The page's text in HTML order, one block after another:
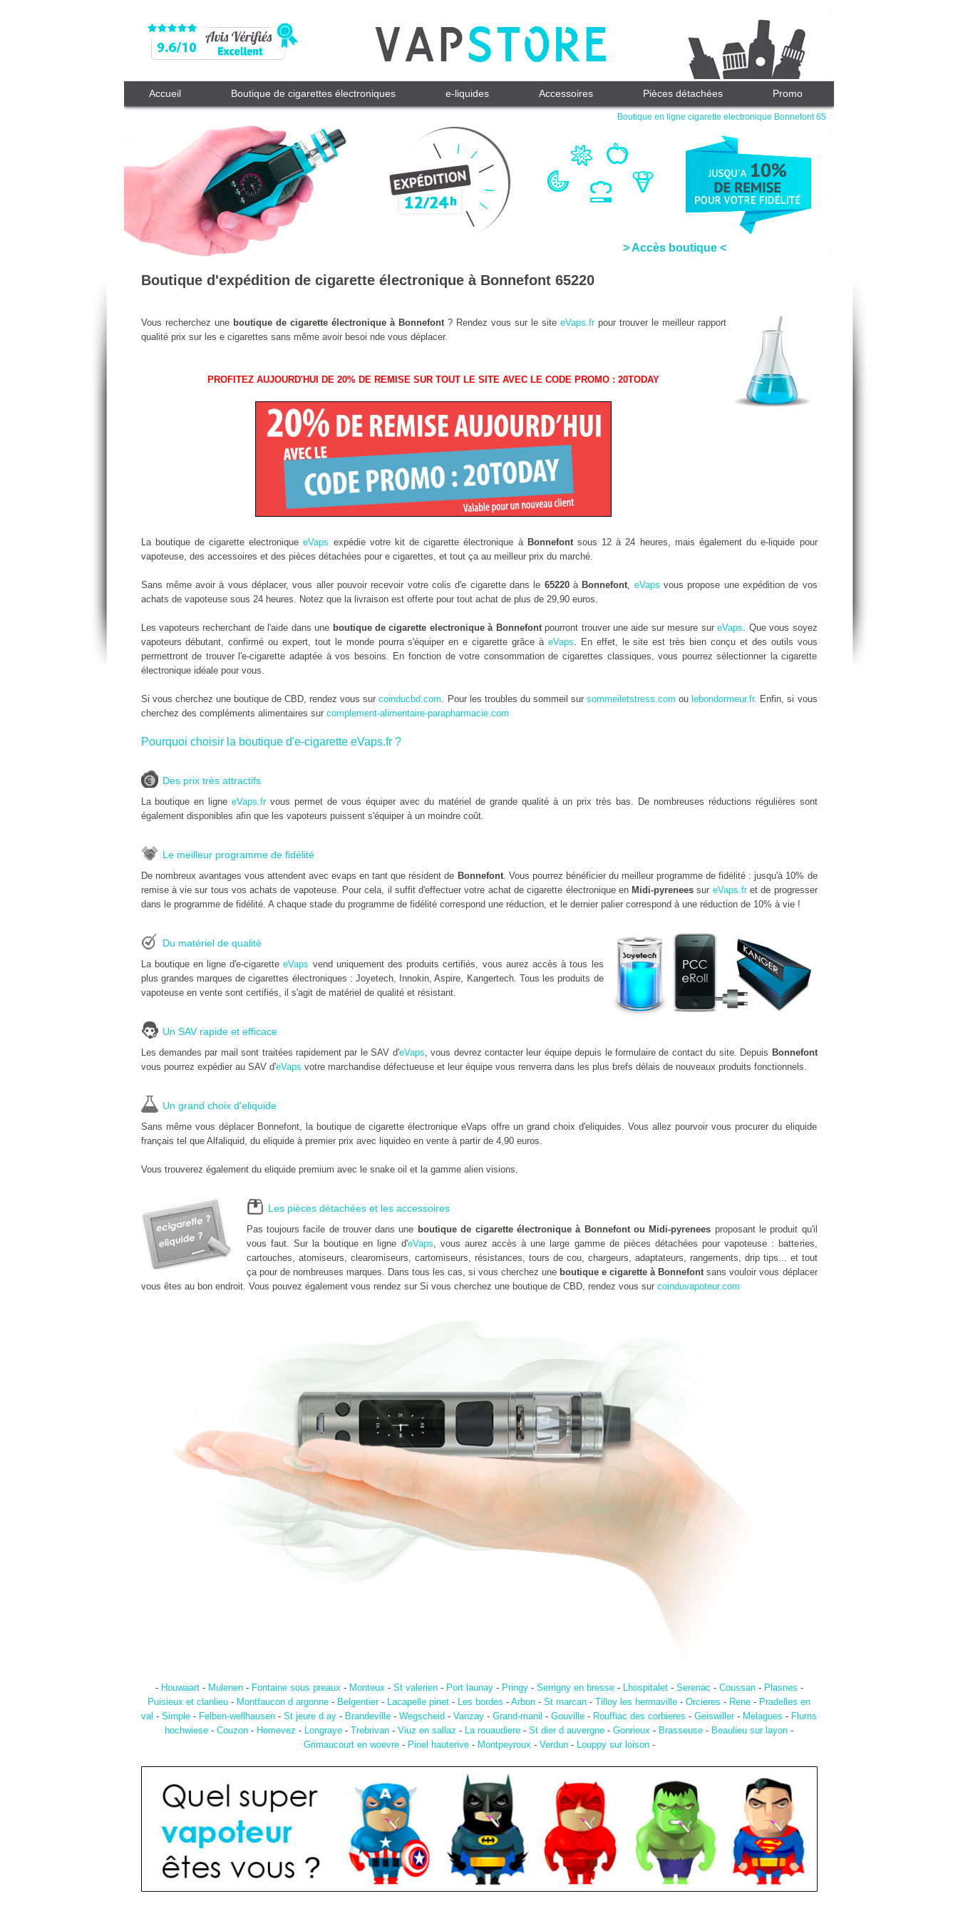
Boutique en ligne cigarette electronique Bonnefont 65
Accueil Boutique de cigarettes électroniques e-liquides Accessoires Pièces détachées Promo
> Accès boutique <
Boutique d'expédition de cigarette électronique à Bonnefont 65220
Vous recherchez une boutique de cigarette électronique à Bonnefont? Rendez vous sur le site eVaps.frpour trouver le meilleur rapport
qualité prix sur les e cigarettes sans même avoir besoi nde vous déplacer.
PROFITEZ AUJOURD'HUI DE 20% DE REMISE SUR TOUT LE SITE AVEC LE CODE PROMO : 20TODAY
La boutique de cigarette electroniqueeVaps expédie votre kit de cigarette électronique à Bonnefontsous 12 à 24 heures, mais également du e-liquide pour
vapoteuse, des accessoires et des pièces détachées pour e cigarettes, et tout ça au meilleur prix du marché.
Sans même avoir à vous déplacer, vous aller pouvoir recevoir votre colis d'e cigarette dans le 65220à Bonnefont, eVaps vous propose une expédition de vos
achats de vapoteuse sous 24 heures. Notez que la livraison est offerte pour tout achat de plus de 29,90 euros.
Les vapoteurs recherchant de l'aide dans une boutique de cigarette electronique à Bonnefontpourront trouver une aide sur mesure sureVaps. Que vous soyez
vapoteurs débutant, confirmé ou expert, tout le monde pourra s'équiper en e cigarette grâce à eVaps. En effet, le site est très bien conçu et des outils vous
permettront de trouver l'e-cigarette adaptée à vos besoins. En fonction de votre consommation de cigarettes classiques, vous pourrez sélectionner la cigarette
électronique idéale pour vous.
Si vous cherchez une boutique de CBD, rendez vous surcoinducbd.com. Pour les troubles du sommeil sursommeiletstress.com ou lebondormeur.fr. Enfin, si vous
cherchez des compléments alimentaires sur complement-alimentaire-parapharmacie.com
Pourquoi choisir la boutique d'e-cigarette eVaps.fr ?
Des prix très attractifs
La boutique en ligneeVaps.frvous permet de vous équiper avec du matériel de grande qualité à un prix très bas. De nombreuses réductions régulières sont
également disponibles afin que les vapoteurs puissent s'équiper à un moindre coût.
Le meilleur programme de fidélité
De nombreux avantages vous attendent avec evaps en tant que résident de Bonnefont. Vous pourrez bénéficier du meilleur programme de fidélité : jusqu'à 10% de
remise à vie sur tous vos achats de vapoteuse. Pour cela, il suffit d'effectuer votre achat de cigarette électronique en Midi-pyrenees sur eVaps.fret de progresser
dans le programme de fidélité. A chaque stade du programme de fidélité correspond une réduction, et le dernier palier correspond à une réduction de 10% à vie !
Du matériel de qualité
La boutique en ligne d'e-cigaretteeVaps vend uniquement des produits certifiés, vous aurez accès à tous les
plus grandes marques de cigarettes électroniques : Joyetech, Innokin, Aspire, Kangertech. Tous les produits de
vapoteuse en vente sont certifiés, il s'agit de matériel de qualité et résistant.
Un SAV rapide et efficace
Les demandes par mail sont traitées rapidement par le SAV d'eVaps, vous devrez contacter leur équipe depuis le formulaire de contact du site. Depuis Bonnefont
vous pourrez expédier au SAV d'eVaps votre marchandise défectueuse et leur équipe vous renverra dans les plus brefs délais de nouveaux produits fonctionnels.
Un grand choix d'eliquide
Sans même vous déplacer Bonnefont, la boutique de cigarette électronique eVaps offre un grand choix d'eliquides. Vous allez pourvoir vous procurer du eliquide
français tel que Alfaliquid, du eliquide à premier prix avec liquideo en vente à partir de 4,90 euros.
Vous trouverez également du eliquide premium avec le snake oil et la gamme alien visions.
Les pièces détachées et les accessoires
Pas toujours facile de trouver dans une boutique de cigarette électronique à Bonnefont ou Midi-pyrenees proposant le produit qu'il
vous faut. Sur la boutique en ligne d'eVaps, vous aurez accès à une large gamme de pièces détachées pour vapoteuse : batteries,
cartouches, atomiseurs, clearomiseurs, cartomiseurs, résistances, tours de cou, chargeurs, adaptateurs, rangements, drip tips... et tout
ça pour de nombreuses marques. Dans tous les cas, si vous cherchez une boutique e cigarette à Bonnefontsans vouloir vous déplacer
vous êtes au bon endroit. Vous pouvez également vous rendez sur Si vous cherchez une boutique de CBD, rendez vous sur coinduvapoteur.com
- Houwaart- Mulenen- Fontaine sous preaux- Monteux- St valerien- Port launay- Pringy- Serrigny en bresse- Lhospitalet- Serenac - Coussan- Plasnes -
Puisieux et clanlieu - Montfaucon d argonne - Belgentier- Lacapelle pinet - Les bordes - Arbon - St marcan - Tilloy les hermaville - Orcieres - Rene - Pradelles en
val - Simple - Felben-wellhausen - St jeure d ay - Brandeville - Wegscheid - Vanzay - Grand-manil - Gouville - Rouffiac des corbieres - Geiswiller- Melagues - Flums
hochwiese - Couzon - Hemevez - Longraye - Trebrivan - Viuz en sallaz - La rouaudiere - St dier d auvergne - Gonrieux - Brasseuse - Beaulieu sur layon -
Grimaucourt en woevre- Pinel hauterive- Montpeyroux- Verdun- Louppy sur loison-